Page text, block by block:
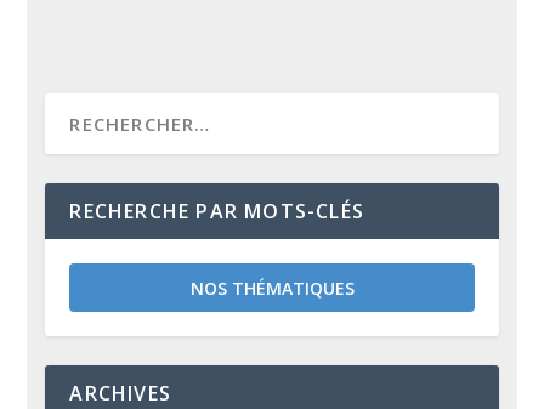
RECHERCHE PAR MOTS-CLÉS
NOS THÉMATIQUES
ARCHIVES